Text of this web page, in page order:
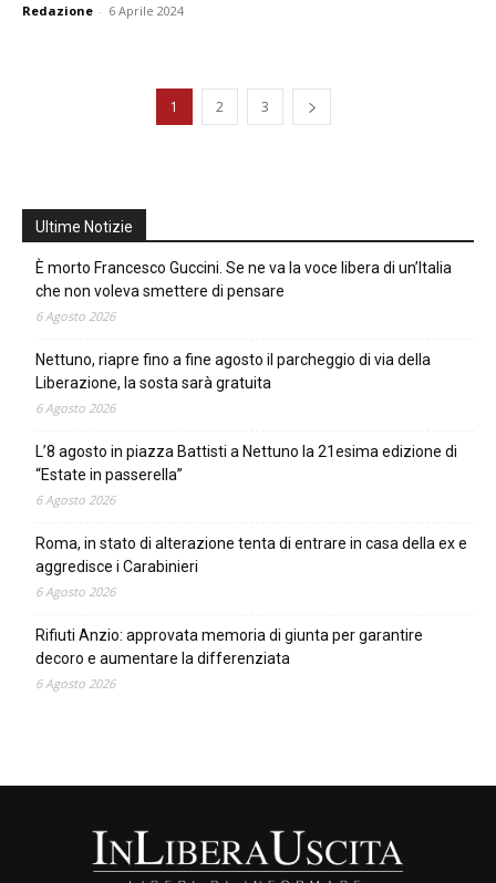
Redazione - 6 Aprile 2024
1 2 3
Ultime Notizie
È morto Francesco Guccini. Se ne va la voce libera di un’Italia
che non voleva smettere di pensare
6 Agosto 2026
Nettuno, riapre fino a fine agosto il parcheggio di via della
Liberazione, la sosta sarà gratuita
6 Agosto 2026
L’8 agosto in piazza Battisti a Nettuno la 21esima edizione di
“Estate in passerella”
6 Agosto 2026
Roma, in stato di alterazione tenta di entrare in casa della ex e
aggredisce i Carabinieri
6 Agosto 2026
Rifiuti Anzio: approvata memoria di giunta per garantire
decoro e aumentare la differenziata
6 Agosto 2026